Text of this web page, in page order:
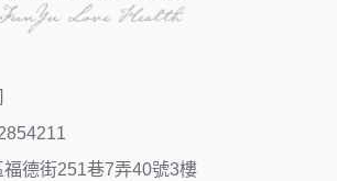
福德街251巷7弄40號3樓